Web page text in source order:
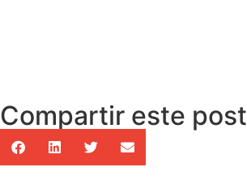
Compartir este post